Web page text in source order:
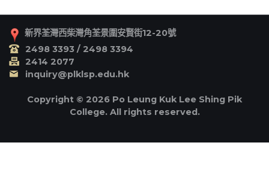
新界荃灣西柴灣角荃景圍安賢街12-20號
2498 3393 / 2498 3394
2414 2077
inquiry@plklsp.edu.hk
Copyright © 2026 Po Leung Kuk Lee Shing Pik
College. All rights reserved.